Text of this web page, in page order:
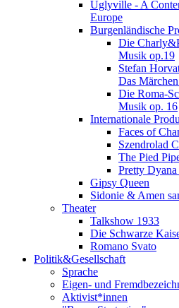
Uglyville - A
Europe
Burgenländische
Die
Musik op.19
Stefan
Das
Die Roma-
Musik op. 16
Internationale
Faces of
Szendrolad
The Pied
Pretty
Gipsy Queen
Sidonie & Amen
Theater
Talkshow 1933
Die Schwarze
Romano Svato
Politik&Gesellschaft
Sprache
Eigen- und
Aktivist*innen